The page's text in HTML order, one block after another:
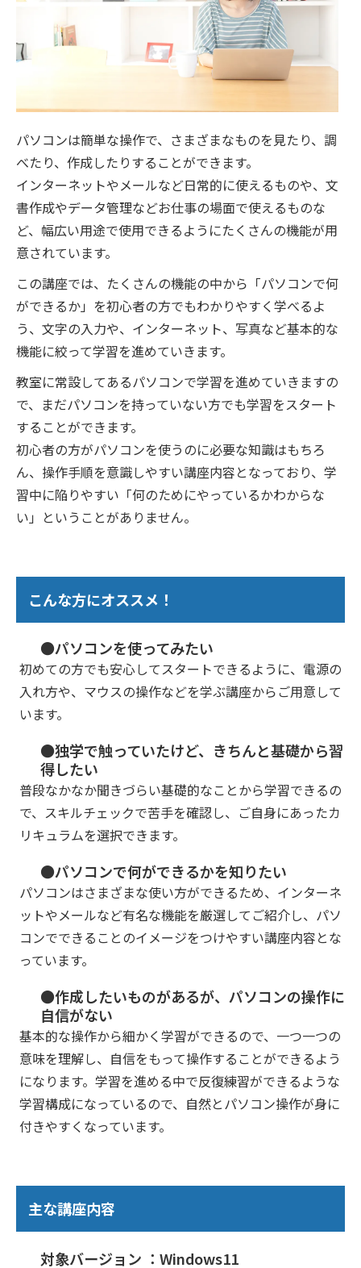
パソコンは簡単な操作で、さまざまなものを見たり、調
べたり、作成したりすることができます。
インターネットやメールなど日常的に使えるものや、文
書作成やデータ管理などお仕事の場面で使えるものな
ど、幅広い用途で使用できるようにたくさんの機能が用
意されています。
この講座では、たくさんの機能の中から「パソコンで何
ができるか」を初心者の方でもわかりやすく学べるよ
う、文字の入力や、インターネット、写真など基本的な
機能に絞って学習を進めていきます。
教室に常設してあるパソコンで学習を進めていきますの
で、まだパソコンを持っていない方でも学習をスタート
することができます。
初心者の方がパソコンを使うのに必要な知識はもちろ
ん、操作手順を意識しやすい講座内容となっており、学
習中に陥りやすい「何のためにやっているかわからな
い」ということがありません。
こんな方にオススメ！
●パソコンを使ってみたい
初めての方でも安心してスタートできるように、電源の
入れ方や、マウスの操作などを学ぶ講座からご用意して
います。
●独学で触っていたけど、きちんと基礎から習
得したい
普段なかなか聞きづらい基礎的なことから学習できるの
で、スキルチェックで苦手を確認し、ご自身にあったカ
リキュラムを選択できます。
●パソコンで何ができるかを知りたい
パソコンはさまざまな使い方ができるため、インターネ
ットやメールなど有名な機能を厳選してご紹介し、パソ
コンでできることのイメージをつけやすい講座内容とな
っています。
●作成したいものがあるが、パソコンの操作に
自信がない
基本的な操作から細かく学習ができるので、一つ一つの
意味を理解し、自信をもって操作することができるよう
になります。学習を進める中で反復練習ができるような
学習構成になっているので、自然とパソコン操作が身に
付きやすくなっています。
主な講座内容
対象バージョン ：Windows11